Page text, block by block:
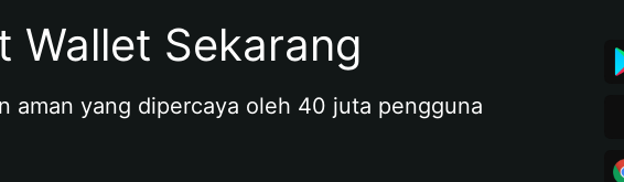
Wallet Sekarang
aman yang dipercaya oleh 40 juta pengguna